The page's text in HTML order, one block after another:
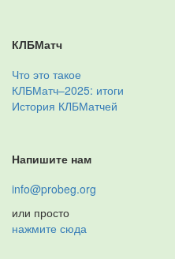
КЛБМатч
Что это такое
КЛБМатч–2025: итоги
История КЛБМатчей
Напишите нам
info@probeg.org
или просто
нажмите сюда